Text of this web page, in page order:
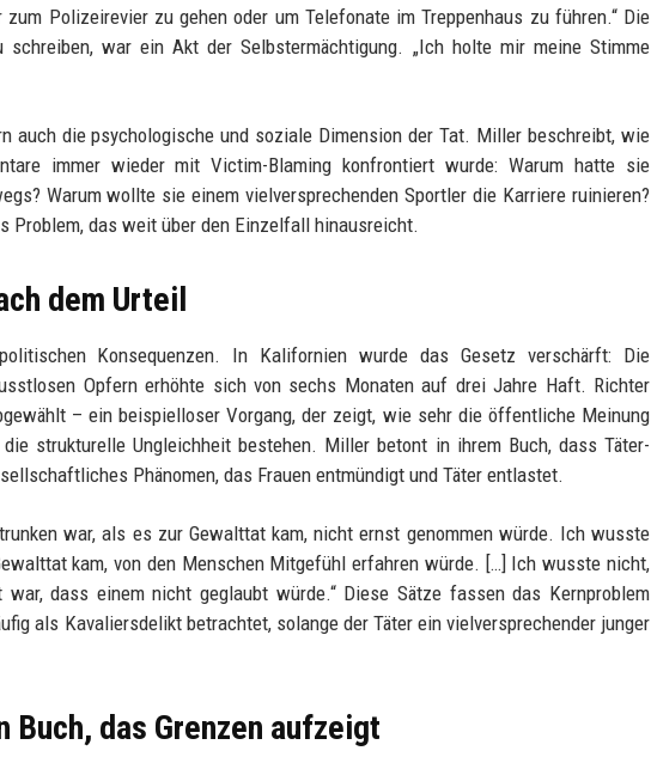
Polizeirevier zu gehen oder um Telefonate im Treppenhaus zu führen.“ Die
war ein Akt der Selbstermächtigung. „Ich holte mir meine Stimme
auch die psychologische und soziale Dimension der Tat. Miller beschreibt, wie
immer wieder mit Victim-Blaming konfrontiert wurde: Warum hatte sie
Warum wollte sie einem vielversprechenden Sportler die Karriere ruinieren?
das weit über den Einzelfall hinausreicht.
dem Urteil
Konsequenzen. In Kalifornien wurde das Gesetz verschärft: Die
Opfern erhöhte sich von sechs Monaten auf drei Jahre Haft. Richter
– ein beispielloser Vorgang, der zeigt, wie sehr die öffentliche Meinung
strukturelle Ungleichheit bestehen. Miller betont in ihrem Buch, dass Täter-
Phänomen, das Frauen entmündigt und Täter entlastet.
war, als es zur Gewalttat kam, nicht ernst genommen würde. Ich wusste
kam, von den Menschen Mitgefühl erfahren würde. […] Ich wusste nicht,
dass einem nicht geglaubt würde.“ Diese Sätze fassen das Kernproblem
als Kavaliersdelikt betrachtet, solange der Täter ein vielversprechender junger
Buch, das Grenzen aufzeigt